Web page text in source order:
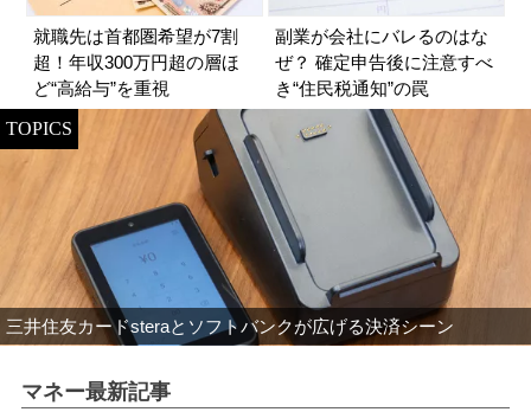
就職先は首都圏希望が7割
超！年収300万円超の層ほ
ど“高給与”を重視
副業が会社にバレるのはな
ぜ？ 確定申告後に注意すべ
き“住民税通知”の罠
TOPICS
三井住友カードsteraとソフトバンクが広げる決済シーン
マネー最新記事